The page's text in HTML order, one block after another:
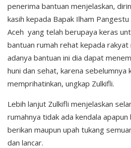
penerima bantuan menjelaskan,
kasih kepada Bapak Ilham
Aceh yang telah berupaya keras
bantuan rumah rehat kepada rakyat
adanya bantuan ini dia dapat
huni dan sehat, karena sebelumnya
memprihatinkan, ungkap Zulkifli.
Lebih lanjut Zulkifli menjelaskan
rumahnya tidak ada kendala
berikan maupun upah tukang
dan lancar.